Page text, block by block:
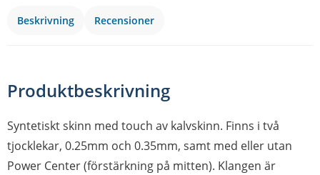
Beskrivning Recensioner
Produktbeskrivning
Syntetiskt skinn med touch av kalvskinn. Finns i två
tjocklekar, 0.25mm och 0.35mm, samt med eller utan
Power Center (förstärkning på mitten). Klangen är